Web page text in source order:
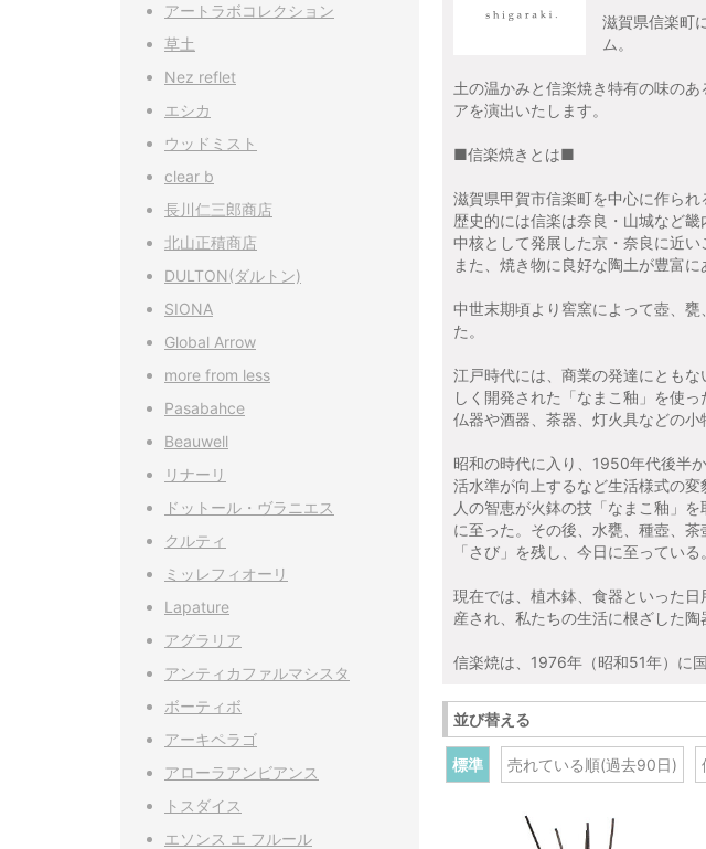
滋賀県信楽町
ム。
土の温かみと信楽焼き特有の味の
アを演出いたします。
■信楽焼きとは■
滋賀県甲賀市信楽町を中心に作られ
歴史的には信楽は奈良・山城など
中核として発展した京・奈良に近
また、焼き物に良好な陶土が豊富
中世末期頃より窖窯によって壺、
た。
江戸時代には、商業の発達にとも
しく開発された「なまこ釉」を使
仏器や酒器、茶器、灯火具などの
昭和の時代に入り、1950年代後半
活水準が向上するなど生活様式の
人の智恵が火鉢の技「なまこ釉」
に至った。その後、水甕、種壺、
「さび」を残し、今日に至っている。
現在では、植木鉢、食器といった
産され、私たちの生活に根ざした
信楽焼は、1976年（昭和51年）に
並び替える
標準 売れている順(過去90日)
アートラボコレクション
草土
Nez reflet
エシカ
ウッドミスト
clear b
長川仁三郎商店
北山正積商店
DULTON(ダルトン)
SIONA
Global Arrow
more from less
Pasabahce
Beauwell
リナーリ
ドットール・ヴラニエス
クルティ
ミッレフィオーリ
Lapature
アグラリア
アンティカファルマシスタ
ボーティボ
アーキペラゴ
アローラアンビアンス
トスダイス
エソンス エ フルール